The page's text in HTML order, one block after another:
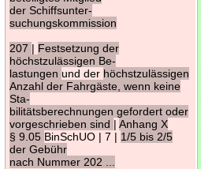
der Schiffsunter-
suchungskommission
207 | Festsetzung der
höchstzulässigen Be-
lastungenund der höchstzulässigen
Anzahl der Fahrgäste, wenn keine
Sta-
bilitätsberechnungen gefordert oder
vorgeschrieben sind |Anhang X
§ 9.05 BinSchUO | 7 | 1/5 bis 2/5
der Gebühr
nach Nummer 202 ...